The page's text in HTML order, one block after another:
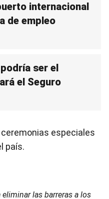
internacional
de empleo
ser el
el Seguro
especiales
país.
las barreras a los